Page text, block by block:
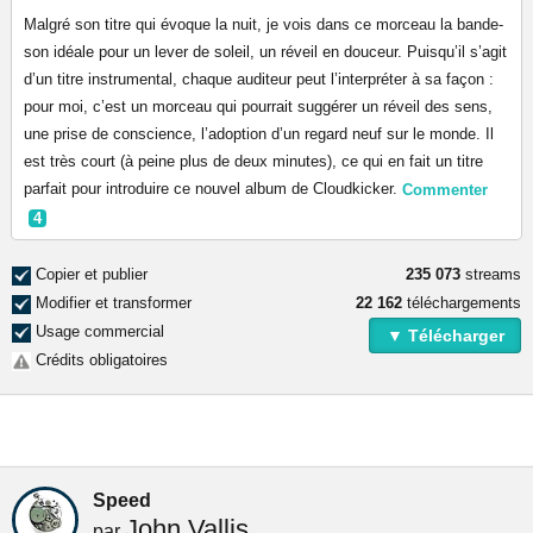
Malgré son titre qui évoque la nuit, je vois dans ce morceau la bande-
son idéale pour un lever de soleil, un réveil en douceur. Puisqu’il s’agit
d’un titre instrumental, chaque auditeur peut l’interpréter à sa façon :
pour moi, c’est un morceau qui pourrait suggérer un réveil des sens,
une prise de conscience, l’adoption d’un regard neuf sur le monde. Il
est très court (à peine plus de deux minutes), ce qui en fait un titre
parfait pour introduire ce nouvel album de Cloudkicker. Commenter
4
Copier et publier
Modifier et transformer
Usage commercial
Crédits obligatoires
235 073 streams
22 162 téléchargements
▼ Télécharger
Speed